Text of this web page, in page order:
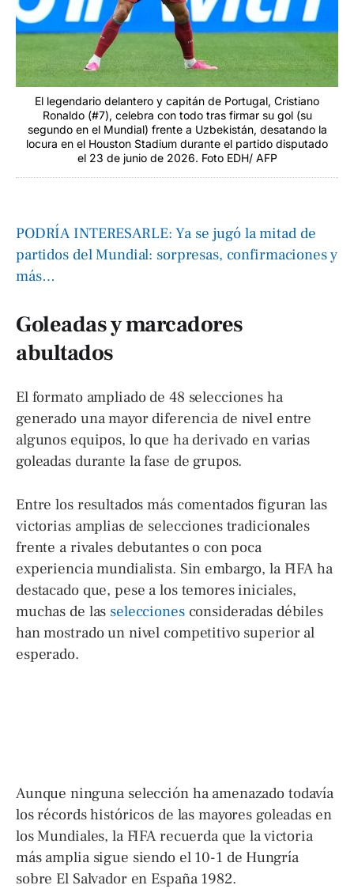
El legendario delantero y capitán de Portugal, Cristiano
Ronaldo (#7), celebra con todo tras firmar su gol (su
segundo en el Mundial) frente a Uzbekistán, desatando la
locura en el Houston Stadium durante el partido disputado
el 23 de junio de 2026. Foto EDH/ AFP
PODRÍA INTERESARLE: Ya se jugó la mitad de
partidos del Mundial: sorpresas, confirmaciones y
más…
Goleadas y marcadores
abultados
El formato ampliado de 48 selecciones ha
generado una mayor diferencia de nivel entre
algunos equipos, lo que ha derivado en varias
goleadas durante la fase de grupos.
Entre los resultados más comentados figuran las
victorias amplias de selecciones tradicionales
frente a rivales debutantes o con poca
experiencia mundialista. Sin embargo, la FIFA ha
destacado que, pese a los temores iniciales,
muchas de las selecciones consideradas débiles
han mostrado un nivel competitivo superior al
esperado.
Aunque ninguna selección ha amenazado todavía
los récords históricos de las mayores goleadas en
los Mundiales, la FIFA recuerda que la victoria
más amplia sigue siendo el 10-1 de Hungría
sobre El Salvador en España 1982.